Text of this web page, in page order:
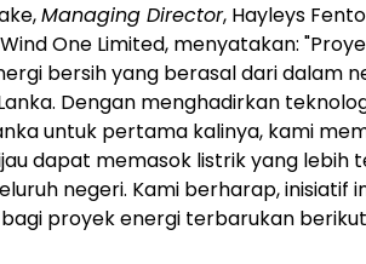
Managing Director, Hayleys
One Limited, menyatakan:
bersih yang berasal dari dalam
Dengan menghadirkan
untuk pertama kalinya, kami
dapat memasok listrik yang lebih
negeri. Kami berharap, inisiatif
proyek energi terbarukan